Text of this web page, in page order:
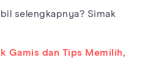
selengkapnya? Simak
Gamis dan Tips Memilih,